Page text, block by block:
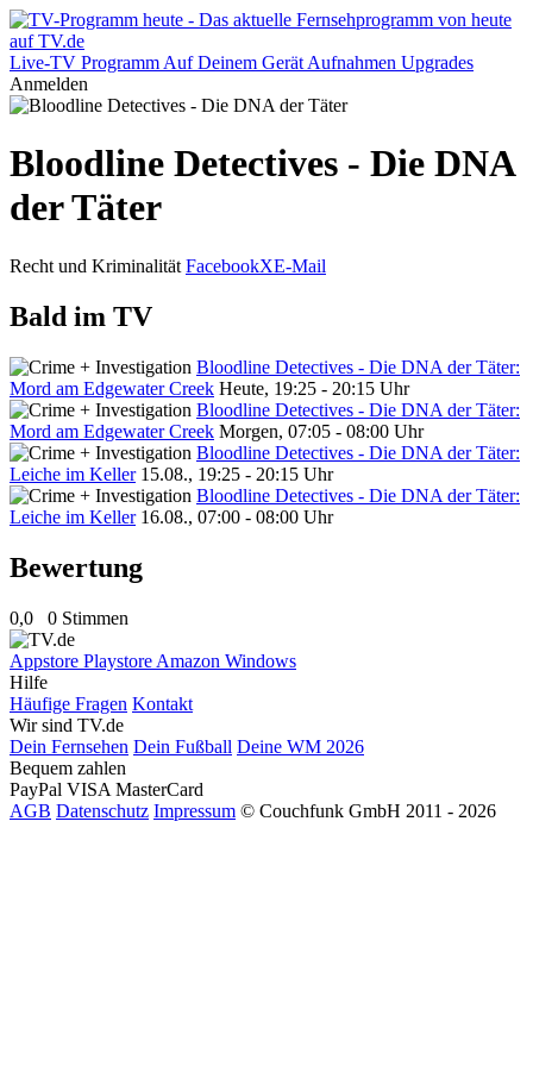
Live-TV Programm Auf Deinem Gerät Aufnahmen Upgrades
Anmelden
Bloodline Detectives - Die DNA
der Täter
Recht und Kriminalität FacebookXE-Mail
Bald im TV
Bloodline Detectives - Die DNA der Täter:
Mord am Edgewater Creek Heute, 19:25 - 20:15 Uhr
Bloodline Detectives - Die DNA der Täter:
Mord am Edgewater Creek Morgen, 07:05 - 08:00 Uhr
Bloodline Detectives - Die DNA der Täter:
Leiche im Keller 15.08., 19:25 - 20:15 Uhr
Bloodline Detectives - Die DNA der Täter:
Leiche im Keller 16.08., 07:00 - 08:00 Uhr
Bewertung
0,0 0 Stimmen
Appstore Playstore Amazon Windows
Hilfe
Häufige Fragen Kontakt
Wir sind TV.de
Dein Fernsehen Dein Fußball Deine WM 2026
Bequem zahlen
PayPal VISA MasterCard
AGB Datenschutz Impressum © Couchfunk GmbH 2011 - 2026